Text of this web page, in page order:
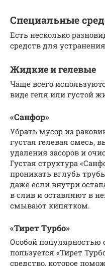
Специальные
Есть несколько
средств для
Жидкие и гелевые
Чаще всего
виде геля или густой
«Санфор»
Убрать мусор из
густая гелевая смесь,
удаления засоров и
Густая структура
проникать вглубь
даже если внутри
в слив и оставляют в
смывают кипятком.
«Тирет Турбо»
Особой популярностью
пользуется «Тирет
средство, которое